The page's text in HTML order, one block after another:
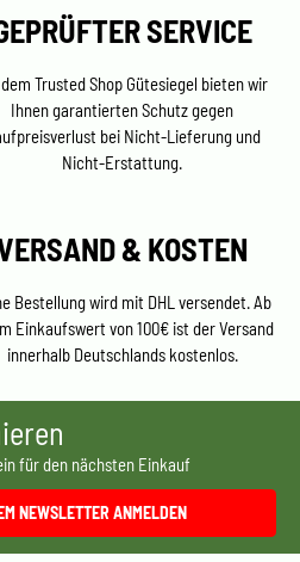
SERVICE
Trusted Shop Gütesiegel bieten wir
Ihnen garantierten Schutz gegen
bei Nicht-Lieferung und
Nicht-Erstattung.
& KOSTEN
Bestellung wird mit DHL versendet. Ab
Einkaufswert von 100€ ist der Versand
innerhalb Deutschlands kostenlos.
für den nächsten Einkauf
NEWSLETTER ANMELDEN